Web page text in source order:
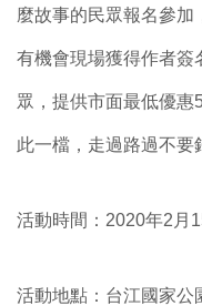
麼故事的民眾報名參
有機會現場獲得作者簽
眾，提供市面最低優惠
此一檔，走過路過不要
活動時間：2020年2月
活動地點：台江國家公